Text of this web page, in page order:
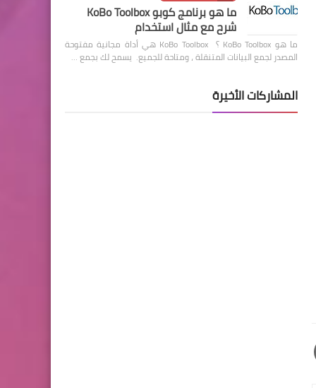
ما هو برنامج كوبو KoBo Toolbox
شرح مع مثال استخدام
ما هو KoBo Toolbox ؟ KoBo Toolbox هي أداة مجانية مفتوحة
المصدر لجمع البيانات المتنقلة ، ومتاحة للجميع. يسمح لك بجمع …
المشاركات الأخيرة